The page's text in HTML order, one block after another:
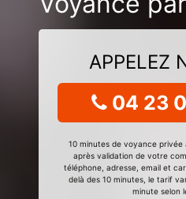
APPELEZ
04 23
10 minutes de voyance privée
après validation de votre
téléphone, adresse, email et
delà des 10 minutes, le tarif
minute selon